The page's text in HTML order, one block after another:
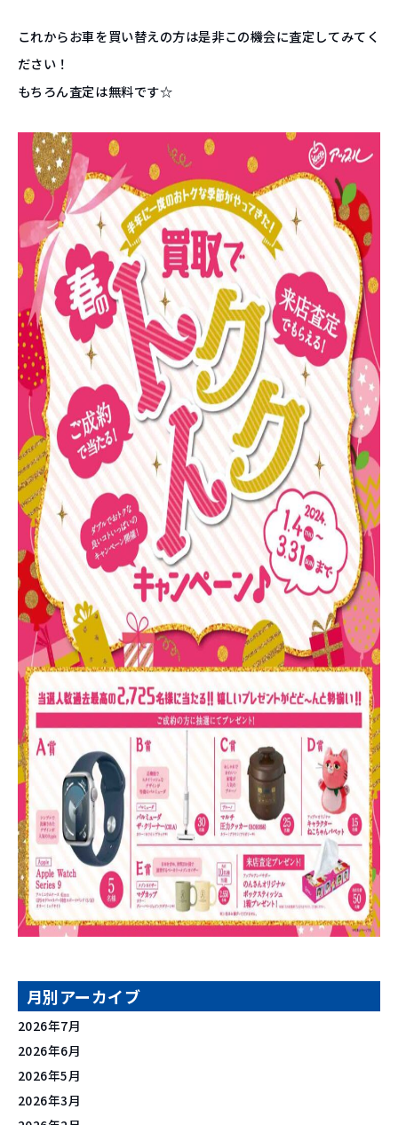
これからお車を買い替えの方は是非この機会に査定してみてく
ださい！
もちろん査定は無料です☆
月別アーカイブ
2026年7月
2026年6月
2026年5月
2026年3月